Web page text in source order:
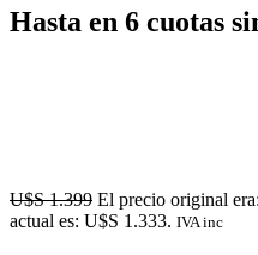
Hasta en 6 cuotas
U$S1.399 El precio original
actual es: U$S 1.333. IVA inc